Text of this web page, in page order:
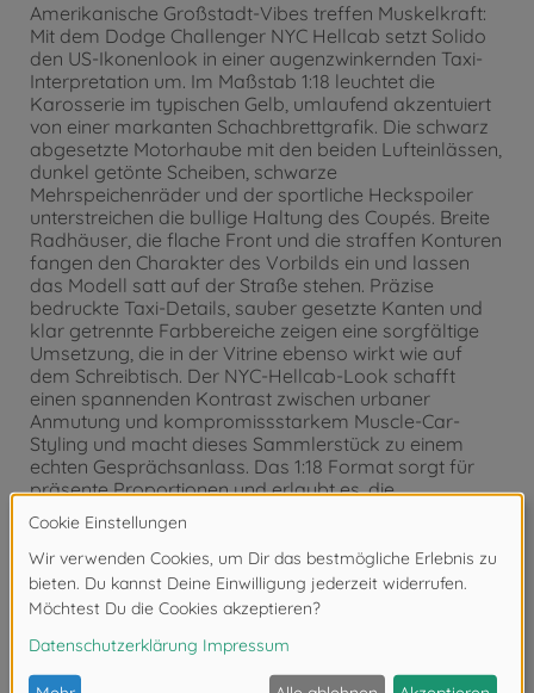
Amerikanische Großstadt-Vibes treffen Muskelkraft:
Mit dem Dodge Challenger NYC Hellcab setzt Solido
den US-Ikonenlook in einer augenzwinkernden Taxi-
Interpretation um. Im Maßstab 1:18 leuchtet die
Karosserie im typischen Gelb, umlaufend akzentuiert
von einer markanten Schachbrettgrafik. Die schwarz
abgesetzte Motorhaube mit den beiden Lufteinlässen,
dunkel getönte Scheiben, schwarze
Mehrspeichenräder und der sportliche Heckspoiler
unterstreichen die bullige Haltung des Coupés. Breite
Radhäuser, die flache Front und die straffen Konturen
fangen den Charakter des Vorbilds ein und lassen
das Modell satt auf der Straße stehen. Präzise
bedruckte Taxi-Details, sauber gesetzte Kanten und
klar getrennte Farbbereiche zeigen eine sorgfältige
Umsetzung, die in der Vitrine ebenso wirkt wie auf
dem Schreibtisch. Der NYC-Hellcab-Look schafft
einen spannenden Kontrast zwischen urbaner
Anmutung und kompromissstarkem Muscle-Car-
Styling und macht dieses Sammlerstück zu einem
echten Gesprächsanlass. Das 1:18 Format sorgt für
präsente Proportionen und erlaubt es, die
Linienführung des Challengers in Ruhe zu genießen.
Solido steht seit 1932 für detailgetreue Diecast-
Modelle ikonischer Fahrzeuge – von Oldtimern bis
modernen Sportwagen.
Nicht geeignet für Kinder unter 3
Jahren. Erstickungsgefahr durch Kleinteile.